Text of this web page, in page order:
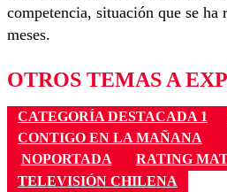
competencia, situación que se
meses.
OTROS TEMAS A
CATEGORÍA DESTACADA 1
CONTIGO EN LA MAÑANA
NOPORTADA
RATING
TELEVISIÓN CHILENA